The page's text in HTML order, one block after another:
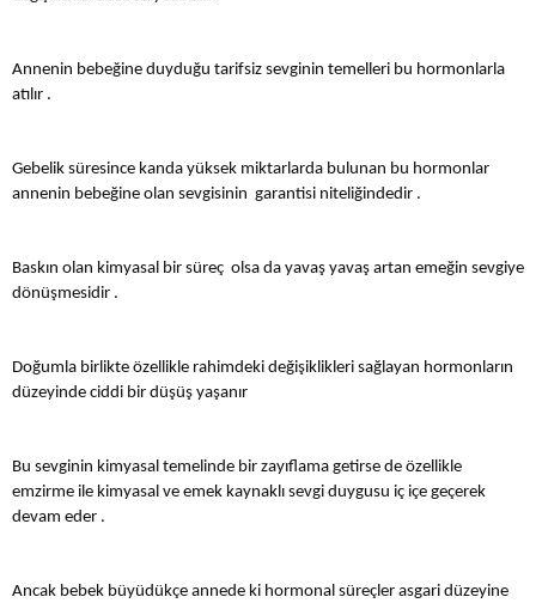
Annenin bebeğine duyduğu tarifsiz sevginin temelleri bu hormonlarla
atılır .
Gebelik süresince kanda yüksek miktarlarda bulunan bu hormonlar
annenin bebeğine olan sevgisinin garantisi niteliğindedir .
Baskın olan kimyasal bir süreç olsa da yavaş yavaş artan emeğin sevgiye
dönüşmesidir .
Doğumla birlikte özellikle rahimdeki değişiklikleri sağlayan hormonların
düzeyinde ciddi bir düşüş yaşanır
Bu sevginin kimyasal temelinde bir zayıflama getirse de özellikle
emzirme ile kimyasal ve emek kaynaklı sevgi duygusu iç içe geçerek
devam eder .
Ancak bebek büyüdükçe annede ki hormonal süreçler asgari düzeyine